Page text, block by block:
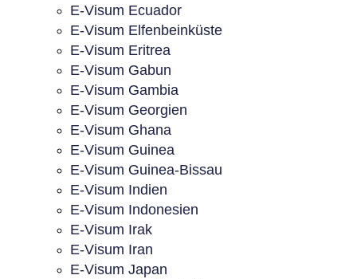
E-Visum Ecuador
E-Visum Elfenbeinküste
E-Visum Eritrea
E-Visum Gabun
E-Visum Gambia
E-Visum Georgien
E-Visum Ghana
E-Visum Guinea
E-Visum Guinea-Bissau
E-Visum Indien
E-Visum Indonesien
E-Visum Irak
E-Visum Iran
E-Visum Japan